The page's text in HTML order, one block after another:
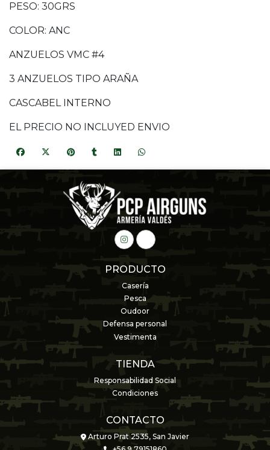
PESO: 30GRS
COLOR: ANC
ANZUELOS VMC #4
3 ANZUELOS TIPO ARAÑA
CASCABEL INTERNO
EL PRECIO NO INCLUYED ENVIO
PRODUCTO
Casería
Pesca
Oudoor
Defensa personal
Vestimenta
TIENDA
Responsabilidad Social
Condiciones
CONTACTO
Arturo Prat 2535, San Javier